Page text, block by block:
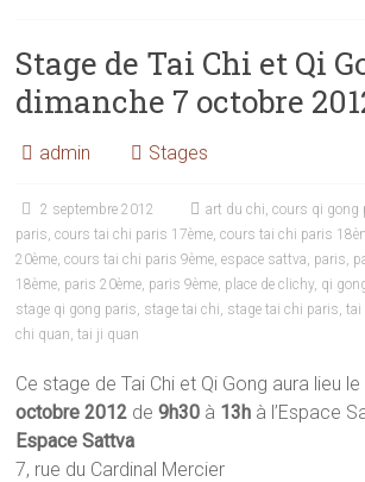
Stage de Tai Chi et Qi
dimanche 7 octobre
admin Stages
2 septembre 2012 art du chi,cours qi gong
paris,cours tai chi paris 17ème,cours tai chi paris
20ème,cours tai chi paris 9ème,espace sattva, paris,
18ème, paris 20ème, paris 9ème, place de clichy, qi
stage qi gong paris, stage tai chi, stage tai chi paris,tai
chi quan,tai ji quan
Ce stage de Tai Chi et Qi Gong aura lieu
octobre 2012 de9h30 à 13h à l’Espace
Espace Sattva
7, rue du Cardinal Mercier